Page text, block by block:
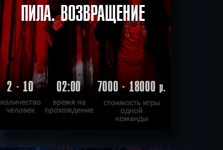
ПИЛА. ВОЗВРАЩЕНИЕ
2 - 10
количество
человек
02:00
время на
прохождение
7000 - 18000р.
стоимость игры
одной
команды